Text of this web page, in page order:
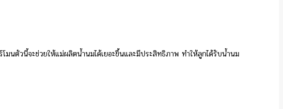
นตัวนี้จะช่วยให้แม่ผลิตน้ำนมได้เยอะขึ้นและมีประสิทธิภาพ ทำให้ลูกได้รับน้ำนม